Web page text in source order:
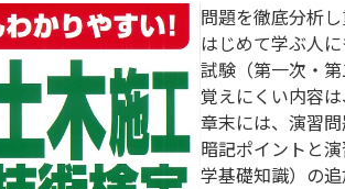
問題を徹底分析し
はじめて学ぶ人
試験（第一次・
覚えにくい内容は
章末には、演習問
暗記ポイントと
学基礎知識）の追